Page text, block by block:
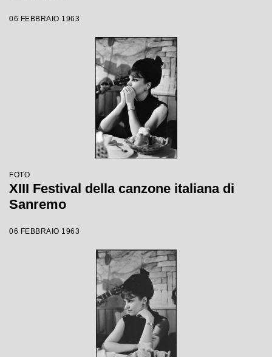
06 FEBBRAIO 1963
FOTO
XIII Festival della canzone italiana di
Sanremo
06 FEBBRAIO 1963